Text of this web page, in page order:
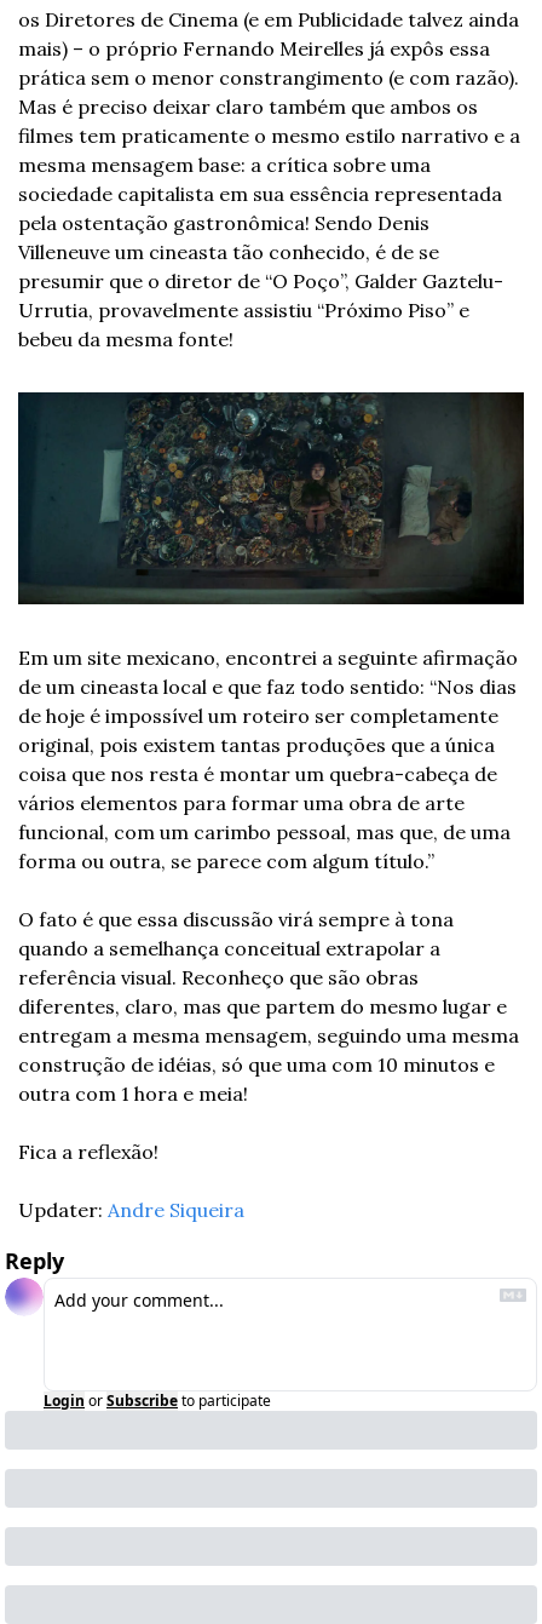
os Diretores de Cinema (e em Publicidade talvez ainda
mais) – o próprio Fernando Meirelles já expôs essa
prática sem o menor constrangimento (e com razão).
Mas é preciso deixar claro também que ambos os
filmes tem praticamente o mesmo estilo narrativo e a
mesma mensagem base: a crítica sobre uma
sociedade capitalista em sua essência representada
pela ostentação gastronômica! Sendo Denis
Villeneuve um cineasta tão conhecido, é de se
presumir que o diretor de “O Poço”, Galder Gaztelu-
Urrutia, provavelmente assistiu “Próximo Piso” e
bebeu da mesma fonte!
Em um site mexicano, encontrei a seguinte afirmação
de um cineasta local e que faz todo sentido: “Nos dias
de hoje é impossível um roteiro ser completamente
original, pois existem tantas produções que a única
coisa que nos resta é montar um quebra-cabeça de
vários elementos para formar uma obra de arte
funcional, com um carimbo pessoal, mas que, de uma
forma ou outra, se parece com algum título.”
O fato é que essa discussão virá sempre à tona
quando a semelhança conceitual extrapolar a
referência visual. Reconheço que são obras
diferentes, claro, mas que partem do mesmo lugar e
entregam a mesma mensagem, seguindo uma mesma
construção de idéias, só que uma com 10 minutos e
outra com 1 hora e meia!
Fica a reflexão!
Updater: Andre Siqueira
Reply
Login orSubscribeto participate